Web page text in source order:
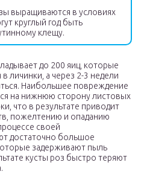
выращиваются в условиях
круглый год быть
клещу.
до 200 яиц, которые
личинки, а через 2-3 недели
Наибольшее повреждение
на нижнюю сторону листовых
что в результате приводит
пожелтению и опаданию
своей
достаточно большое
задерживают пыль
кусты роз быстро теряют